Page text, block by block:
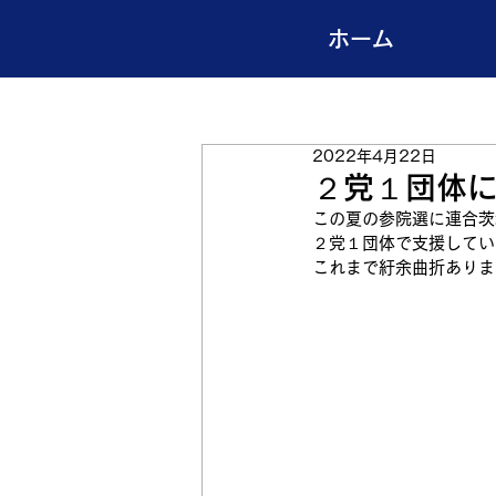
ホーム
２党１団体
2022年4月22日
この夏の参院選に連合
２党１団体で支援して
これまで紆余曲折あり